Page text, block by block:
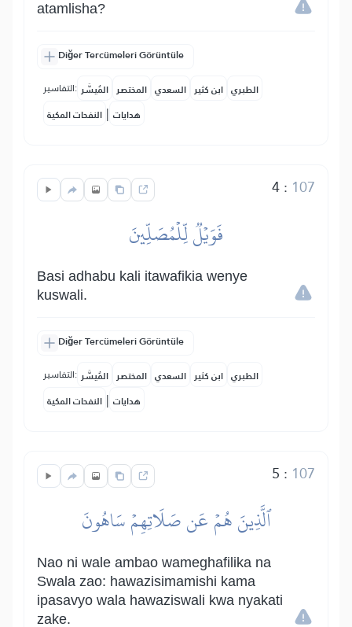
atamlisha?
Diğer Tercümeleri Görüntüle
التفاسير: المُيسَّر المختصر السعدي ابن كثير الطبري
النفحات المكية | هدايات
4: 107
فَوَيۡلٞ لِّلۡمُصَلِّينَ
Basi adhabu kali itawafikia wenye
kuswali.
Diğer Tercümeleri Görüntüle
التفاسير: المُيسَّر المختصر السعدي ابن كثير الطبري
النفحات المكية | هدايات
5 : 107
ٱلَّذِينَ هُمۡ عَن صَلَاتِهِمۡ سَاهُونَ
Nao ni wale ambao wameghafilika na
Swala zao: hawazisimamishi kama
ipasavyo wala hawaziswali kwa nyakati
zake.